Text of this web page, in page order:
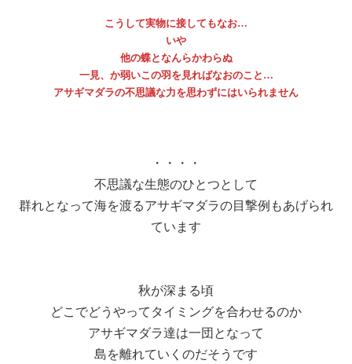
こうして実物に接してもなお…
いや
他の蝶となんらかわらぬ
一見、か弱いこの羽を見ればなおのこと…
アサギマダラの不思議な力を思わずにはいられません
・・・・
不思議な生態のひとつとして
群れとなって海を渡るアサギマダラの目撃例もあげられ
ています
秋が深まる頃
どこでどうやってタイミングを合わせるのか
アサギマダラ達は一団となって
島を離れていくのだそうです